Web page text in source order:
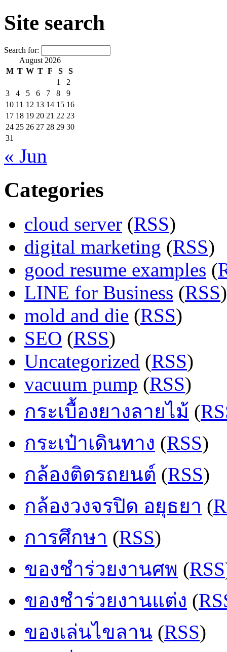
Site search
Search for:
August 2026
M T W T F S
S
1
2
3
4 5 6 7 8
9
10 11 12 13 14 15 16
17 18 19 20 21 22 23
24 25 26 27 28 29 30
31
« Jun
Categories
cloud server (RSS)
digital marketing (RSS)
good resume examples (
LINE for Business (RSS)
mold and die (RSS)
SEO (RSS)
Uncategorized (RSS)
vacuum pump (RSS)
กระเบื้องยางลายไม้ (
กระเป๋าเดินทาง (RSS)
กล้องติดรถยนต์ (RSS)
กล้องวงจรปิด อยุธยา (
การศึกษา (RSS)
ของชำร่วยงานศพ (RSS
ของชำร่วยงานแต่ง (
ของเล่นไขลาน (RSS)